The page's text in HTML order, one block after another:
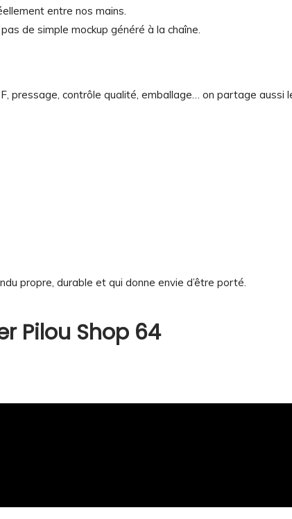
entre nos mains.
de simple mockup généré à la chaîne.
contrôle qualité, emballage… on partage aussi
propre, durable et qui donne envie d’être porté.
Pilou Shop 64